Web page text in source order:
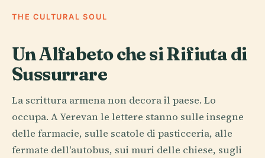
THE CULTURAL SOUL
Un Alfabeto che si Rifiuta di
Sussurrare
La scrittura armena non decora il paese. Lo
occupa. A Yerevan le lettere stanno sulle insegne
delle farmacie, sulle scatole di pasticceria, alle
fermate dell'autobus, sui muri delle chiese, sugli